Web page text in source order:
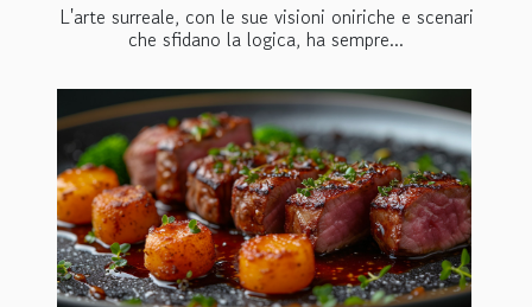
L'arte surreale, con le sue visioni oniriche e scenari
che sfidano la logica, ha sempre...